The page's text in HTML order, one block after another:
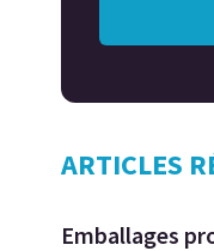
ARTICLES
Emballages